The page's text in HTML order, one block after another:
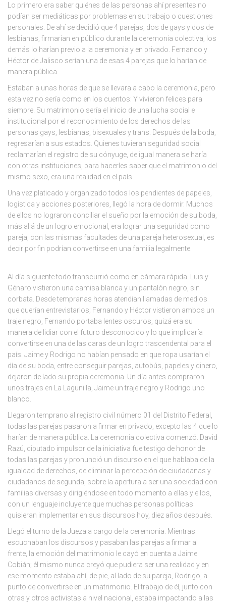
Lo primero era saber quiénes de las personas ahí presentes no
podían ser mediáticas por problemas en su trabajo o cuestiones
personales. De ahí se decidió que 4 parejas, dos de gays y dos de
lesbianas, firmarian en público durante la ceremonia colectiva, los
demás lo harían previo a la ceremonia y en privado. Fernando y
Héctor de Jalisco serían una de esas 4 parejas que lo harían de
manera pública.
Estaban a unas horas de que se llevara a cabo la ceremonia, pero
esta vez no sería como en los cuentos: Y vivieron felices para
siempre. Su matrimonio sería el inicio de una lucha social e
institucional por el reconocimiento de los derechos de las
personas gays, lesbianas, bisexuales y trans. Después de la boda,
regresarían a sus estados. Quienes tuvieran seguridad social
reclamarían el registro de su cónyuge, de igual manera se haría
con otras instituciones, para hacerles saber que el matrimonio del
mismo sexo, era una realidad en el país.
Una vez platicado y organizado todos los pendientes de papeles,
logística y acciones posteriores, llegó la hora de dormir. Muchos
de ellos no lograron conciliar el sueño por la emoción de su boda,
más allá de un logro emocional, era lograr una seguridad como
pareja, con las mismas facultades de una pareja heterosexual, es
decir por fin podrían convertirse en una familia legalmente.
Al día siguiente todo transcurrió como en cámara rápida. Luis y
Génaro vistieron una camisa blanca y un pantalón negro, sin
corbata. Desde tempranas horas atendian llamadas de medios
que querían entrevistarlos; Fernando y Héctor vistieron ambos un
traje negro, Fernando portaba lentes oscuros, quizá era su
manera de lidiar con el futuro desconocido y lo que implicaría
convertirse en una de las caras de un logro trascendental para el
país. Jaime y Rodrigo no habían pensado en que ropa usarían el
día de su boda, entre conseguir parejas, autobús, papeles y dinero,
dejaron de lado su propia ceremonia. Un día antes compraron
unos trajes en La Lagunilla, Jaime un traje negro y Rodrigo uno
blanco.
Llegaron temprano al registro civil número 01 del Distrito Federal,
todas las parejas pasaron a firmar en privado, excepto las 4 que lo
harían de manera pública. La ceremonia colectiva comenzó. David
Razú, diputado impulsor de la iniciativa fue testigo de honor de
todas las parejas y pronunció un discurso en el que hablaba de la
igualdad de derechos, de eliminar la percepción de ciudadanas y
ciudadanos de segunda, sobre la apertura a ser una sociedad con
familias diversas y dirigiéndose en todo momento a ellas y ellos,
con un lenguaje incluyente que muchas personas políticas
quisieran implementar en sus discursos hoy, diez años después.
Llegó el turno de la Jueza a cargo de la ceremonia. Mientras
escuchaban los discursos y pasaban las parejas a firmar al
frente, la emoción del matrimonio le cayó en cuenta a Jaime
Cobián; él mismo nunca creyó que pudiera ser una realidad y en
ese momento estaba ahí, de pie, al lado de su pareja, Rodrigo, a
punto de convertirse en un matrimonio. El trabajo de él, junto con
otras y otros activistas a nivel nacional, estaba impactando a las